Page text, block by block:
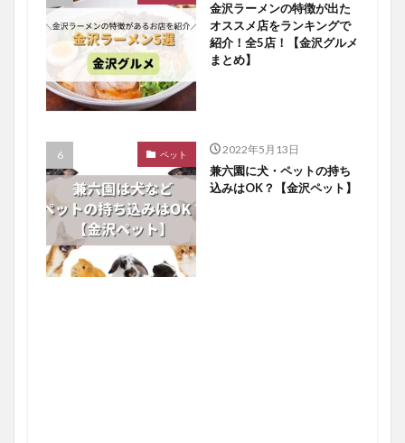
金沢ラーメンの特徴が出た
オススメ店をランキングで
紹介！全5店！【金沢グルメ
まとめ】
ペット 2022年5月13日
兼六園に犬・ペットの持ち
込みはOK？【金沢ペット】